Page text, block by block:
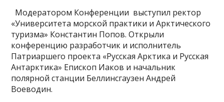
Модератором Конференции выступил ректор
«Университета морской практики и Арктического
туризма» Константин Попов. Открыли
конференцию разработчик и исполнитель
Патриаршего проекта «Русская Арктика и Русская
Антарктика» Епископ Иаков и начальник
полярной станции Беллинсгаузен Андрей
Воеводин.